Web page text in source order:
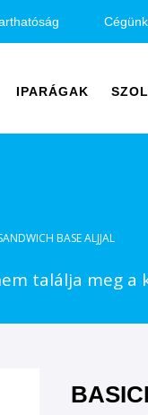
IPARÁGAK
BASE ALJJAL
találja meg a